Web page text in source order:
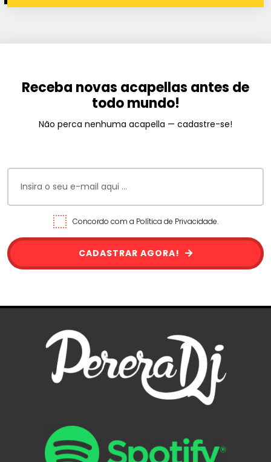
Receba novas acapellas antes de
todo mundo!
Não perca nenhuma acapella — cadastre-se!
Concordo com a Política de Privacidade.
CADASTRAR AGORA!